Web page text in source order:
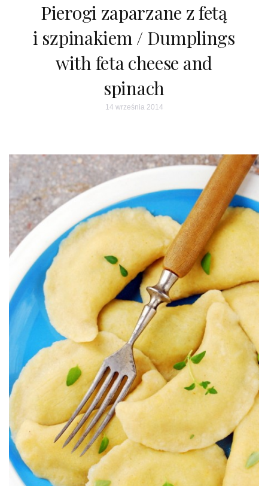
Pierogi zaparzane z fetą
i szpinakiem / Dumplings
with feta cheese and
spinach
14 września 2014